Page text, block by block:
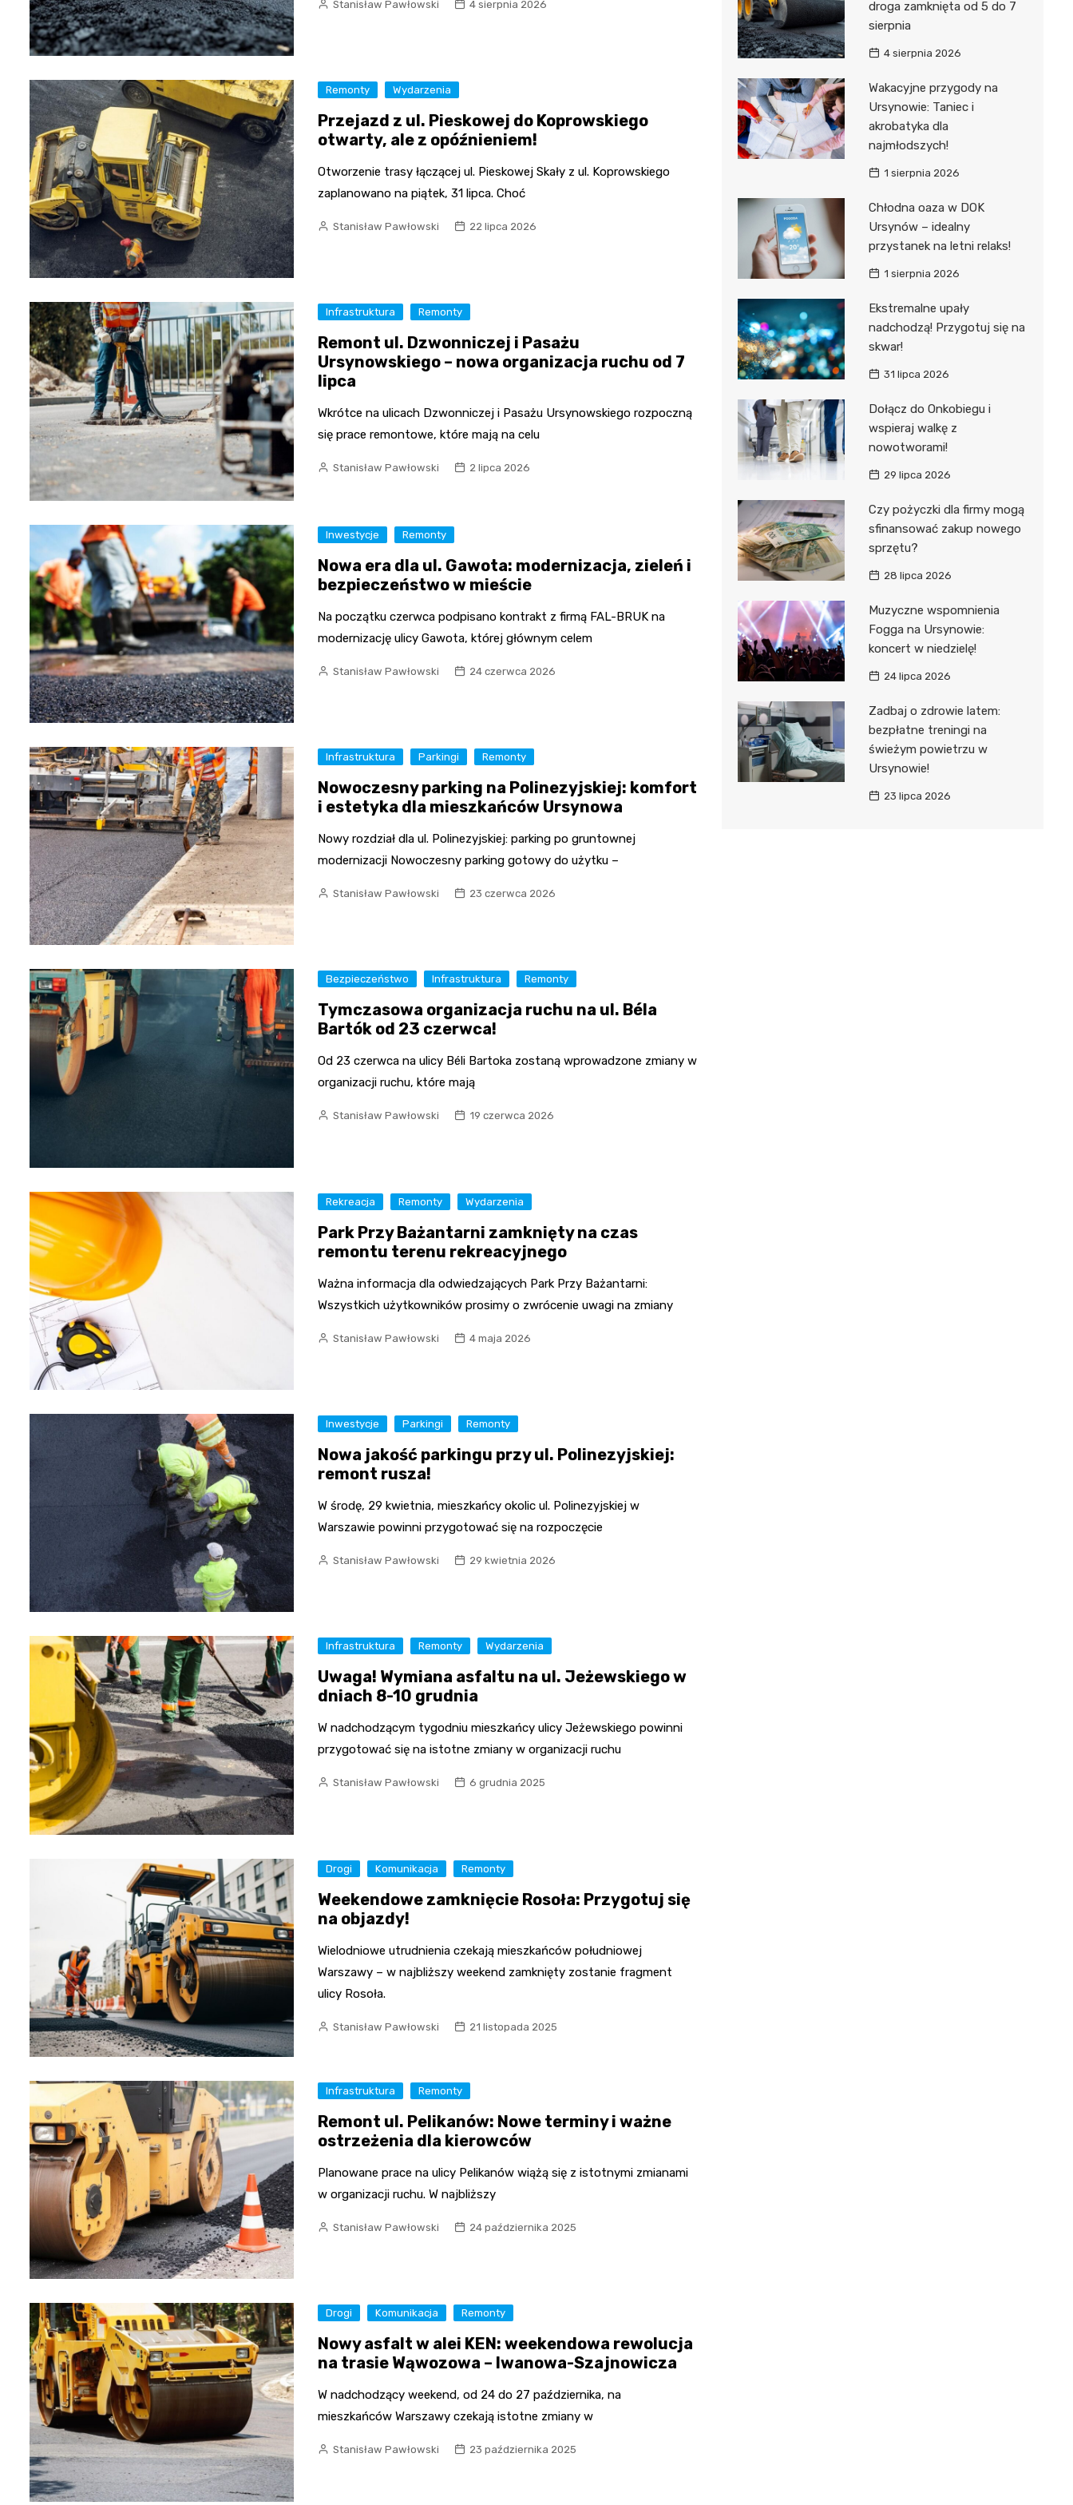
Stanisław Pawłowski 4 sierpnia 2026
Remonty Wydarzenia
Przejazd z ul. Pieskowej do Koprowskiego
otwarty, ale z opóźnieniem!
Otworzenie trasy łączącej ul. Pieskowej Skały z ul. Koprowskiego
zaplanowano na piątek, 31 lipca. Choć
Stanisław Pawłowski 22 lipca 2026
Infrastruktura Remonty
Remont ul. Dzwonniczej i Pasażu
Ursynowskiego – nowa organizacja ruchu od 7
lipca
Wkrótce na ulicach Dzwonniczej i Pasażu Ursynowskiego rozpoczną
się prace remontowe, które mają na celu
Stanisław Pawłowski 2 lipca 2026
Inwestycje Remonty
Nowa era dla ul. Gawota: modernizacja, zieleń i
bezpieczeństwo w mieście
Na początku czerwca podpisano kontrakt z firmą FAL-BRUK na
modernizację ulicy Gawota, której głównym celem
Stanisław Pawłowski 24 czerwca 2026
Infrastruktura Parkingi Remonty
Nowoczesny parking na Polinezyjskiej: komfort
i estetyka dla mieszkańców Ursynowa
Nowy rozdział dla ul. Polinezyjskiej: parking po gruntownej
modernizacji Nowoczesny parking gotowy do użytku –
Stanisław Pawłowski 23 czerwca 2026
Bezpieczeństwo Infrastruktura Remonty
Tymczasowa organizacja ruchu na ul. Béla
Bartók od 23 czerwca!
Od 23 czerwca na ulicy Béli Bartoka zostaną wprowadzone zmiany w
organizacji ruchu, które mają
Stanisław Pawłowski 19 czerwca 2026
Rekreacja Remonty Wydarzenia
Park Przy Bażantarni zamknięty na czas
remontu terenu rekreacyjnego
Ważna informacja dla odwiedzających Park Przy Bażantarni:
Wszystkich użytkowników prosimy o zwrócenie uwagi na zmiany
Stanisław Pawłowski 4 maja 2026
Inwestycje Parkingi Remonty
Nowa jakość parkingu przy ul. Polinezyjskiej:
remont rusza!
W środę, 29 kwietnia, mieszkańcy okolic ul. Polinezyjskiej w
Warszawie powinni przygotować się na rozpoczęcie
Stanisław Pawłowski 29 kwietnia 2026
Infrastruktura Remonty Wydarzenia
Uwaga! Wymiana asfaltu na ul. Jeżewskiego w
dniach 8-10 grudnia
W nadchodzącym tygodniu mieszkańcy ulicy Jeżewskiego powinni
przygotować się na istotne zmiany w organizacji ruchu
Stanisław Pawłowski 6 grudnia 2025
Drogi Komunikacja Remonty
Weekendowe zamknięcie Rosoła: Przygotuj się
na objazdy!
Wielodniowe utrudnienia czekają mieszkańców południowej
Warszawy – w najbliższy weekend zamknięty zostanie fragment
ulicy Rosoła.
Stanisław Pawłowski 21 listopada 2025
Infrastruktura Remonty
Remont ul. Pelikanów: Nowe terminy i ważne
ostrzeżenia dla kierowców
Planowane prace na ulicy Pelikanów wiążą się z istotnymi zmianami
w organizacji ruchu. W najbliższy
Stanisław Pawłowski 24 października 2025
Drogi Komunikacja Remonty
Nowy asfalt w alei KEN: weekendowa rewolucja
na trasie Wąwozowa – Iwanowa-Szajnowicza
W nadchodzący weekend, od 24 do 27 października, na
mieszkańców Warszawy czekają istotne zmiany w
Stanisław Pawłowski 23 października 2025
droga zamknięta od 5 do 7
sierpnia
4 sierpnia 2026
Wakacyjne przygody na
Ursynowie: Taniec i
akrobatyka dla
najmłodszych!
1 sierpnia 2026
Chłodna oaza w DOK
Ursynów – idealny
przystanek na letni relaks!
1 sierpnia 2026
Ekstremalne upały
nadchodzą! Przygotuj się na
skwar!
31 lipca 2026
Dołącz do Onkobiegu i
wspieraj walkę z
nowotworami!
29 lipca 2026
Czy pożyczki dla firmy mogą
sfinansować zakup nowego
sprzętu?
28 lipca 2026
Muzyczne wspomnienia
Fogga na Ursynowie:
koncert w niedzielę!
24 lipca 2026
Zadbaj o zdrowie latem:
bezpłatne treningi na
świeżym powietrzu w
Ursynowie!
23 lipca 2026